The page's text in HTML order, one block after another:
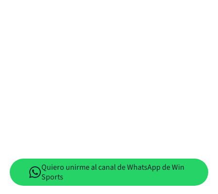
Quiero unirme al canal de WhatsApp de Win
Sports